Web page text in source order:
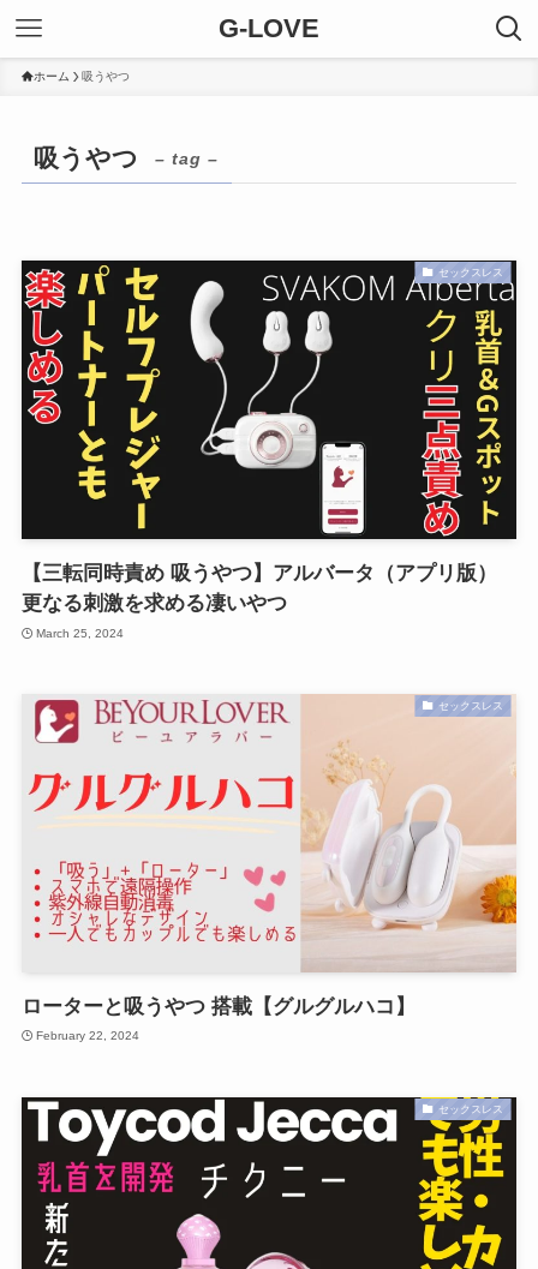
G-LOVE
ホーム 吸うやつ
吸うやつ – tag –
セックスレス
【三転同時責め 吸うやつ】アルバータ（アプリ版）
更なる刺激を求める凄いやつ
March 25, 2024
セックスレス
ローターと吸うやつ 搭載【グルグルハコ】
February 22, 2024
セックスレス